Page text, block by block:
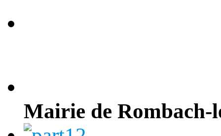
Mairie de Rombach-